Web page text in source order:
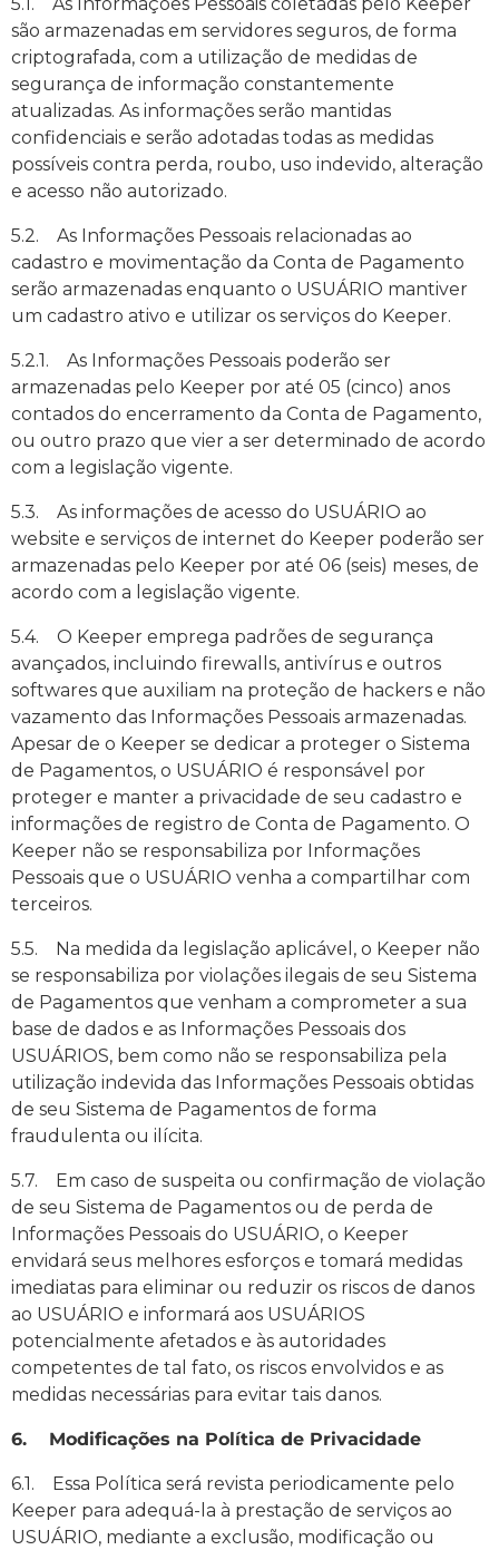
são armazenadas em servidores seguros, de forma
criptografada, com a utilização de medidas de
segurança de informação constantemente
atualizadas. As informações serão mantidas
confidenciais e serão adotadas todas as medidas
possíveis contra perda, roubo, uso indevido, alteração
e acesso não autorizado.
5.2. As Informações Pessoais relacionadas ao
cadastro e movimentação da Conta de Pagamento
serão armazenadas enquanto o USUÁRIO mantiver
um cadastro ativo e utilizar os serviços do Keeper.
5.2.1. As Informações Pessoais poderão ser
armazenadas pelo Keeper por até 05 (cinco) anos
contados do encerramento da Conta de Pagamento,
ou outro prazo que vier a ser determinado de acordo
com a legislação vigente.
5.3. As informações de acesso do USUÁRIO ao
website e serviços de internet do Keeper poderão ser
armazenadas pelo Keeper por até 06 (seis) meses, de
acordo com a legislação vigente.
5.4. O Keeper emprega padrões de segurança
avançados, incluindo firewalls, antivírus e outros
softwares que auxiliam na proteção de hackers e não
vazamento das Informações Pessoais armazenadas.
Apesar de o Keeper se dedicar a proteger o Sistema
de Pagamentos, o USUÁRIO é responsável por
proteger e manter a privacidade de seu cadastro e
informações de registro de Conta de Pagamento. O
Keeper não se responsabiliza por Informações
Pessoais que o USUÁRIO venha a compartilhar com
terceiros.
5.5. Na medida da legislação aplicável, o Keeper não
se responsabiliza por violações ilegais de seu Sistema
de Pagamentos que venham a comprometer a sua
base de dados e as Informações Pessoais dos
USUÁRIOS, bem como não se responsabiliza pela
utilização indevida das Informações Pessoais obtidas
de seu Sistema de Pagamentos de forma
fraudulenta ou ilícita.
5.7. Em caso de suspeita ou confirmação de violação
de seu Sistema de Pagamentos ou de perda de
Informações Pessoais do USUÁRIO, o Keeper
envidará seus melhores esforços e tomará medidas
imediatas para eliminar ou reduzir os riscos de danos
ao USUÁRIO e informará aos USUÁRIOS
potencialmente afetados e às autoridades
competentes de tal fato, os riscos envolvidos e as
medidas necessárias para evitar tais danos.
6. Modificações na Política de Privacidade
6.1. Essa Política será revista periodicamente pelo
Keeper para adequá-la à prestação de serviços ao
USUÁRIO, mediante a exclusão, modificação ou